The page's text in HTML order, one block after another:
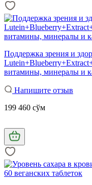
Поддержка зрения и
витамины, минералы и
Напишите отзыв
199 460 сўм